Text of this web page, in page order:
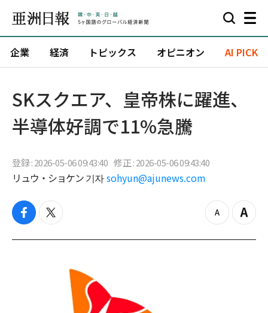
企業 経済 トピックス オピニオン AI PICK
SKスクエア、皇帝株に躍進、
半導体好調で11%急騰
登録 : 2026-05-06 09:43:40 修正 : 2026-05-06 09:43:40
リュウ・ショケン 기자 sohyun@ajunews.com
f
c
t
i
z
o
Z
o